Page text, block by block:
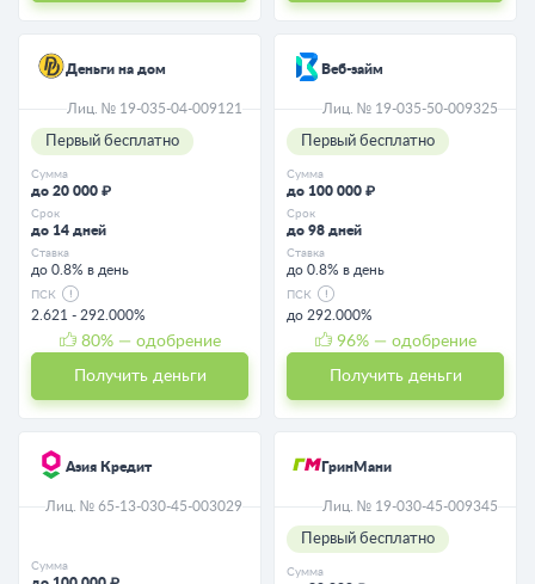
Деньги на дом
Лиц. № 19-035-04-009121
Первый бесплатно
Сумма
до 20 000 ₽
Срок
до 14 дней
Ставка
до 0.8% в день
ПСК
2.621 - 292.000%
80% — одобрение
Получить деньги
Веб-займ
Лиц. № 19-035-50-009325
Первый бесплатно
Сумма
до 100 000 ₽
Срок
до 98 дней
Ставка
до 0.8% в день
ПСК
до 292.000%
96% — одобрение
Получить деньги
Азия Кредит
Лиц. № 65-13-030-45-003029
Сумма
ГринМани
Лиц. № 19-030-45-009345
Первый бесплатно
Сумма